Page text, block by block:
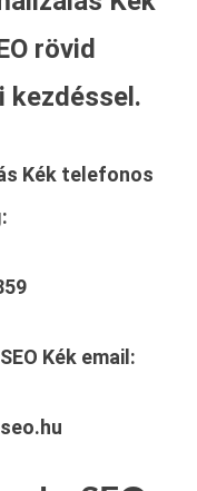
rövid
kezdéssel.
Kék telefonos
Kék email: